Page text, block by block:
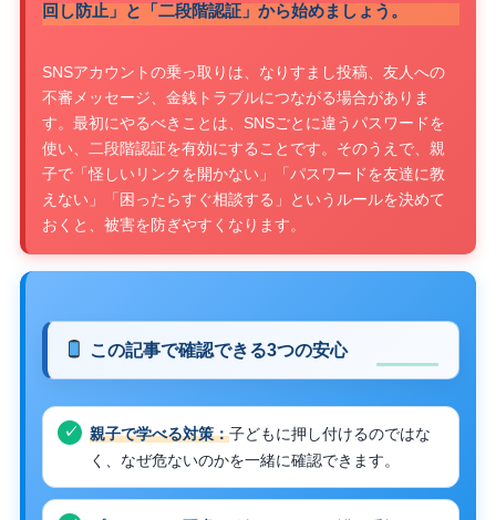
回し防止」と「二段階認証」から始めましょう。
SNSアカウントの乗っ取りは、なりすまし投稿、友人への
不審メッセージ、金銭トラブルにつながる場合がありま
す。最初にやるべきことは、SNSごとに違うパスワードを
使い、二段階認証を有効にすることです。そのうえで、親
子で「怪しいリンクを開かない」「パスワードを友達に教
えない」「困ったらすぐ相談する」というルールを決めて
おくと、被害を防ぎやすくなります。
この記事で確認できる3つの安心
親子で学べる対策：子どもに押し付けるのではな
く、なぜ危ないのかを一緒に確認できます。